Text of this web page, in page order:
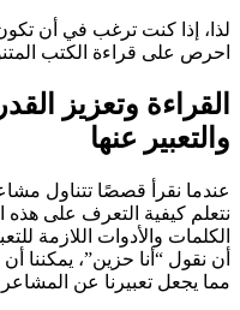
لذا، إذا كنت ترغب في أن
احرص على قراءة الكتب
القراءة وتعزيز
والتعبير عنها
عندما نقرأ قصصًا تتناول
نتعلم كيفية التعرف على هذه
الكلمات والأدوات اللازمة
أن نقول “أنا حزين”، يمكننا
مما يجعل تعبيرنا عن